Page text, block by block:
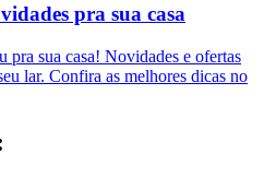
pra sua casa
pra sua casa! Novidades e ofertas
lar. Confira as melhores dicas no